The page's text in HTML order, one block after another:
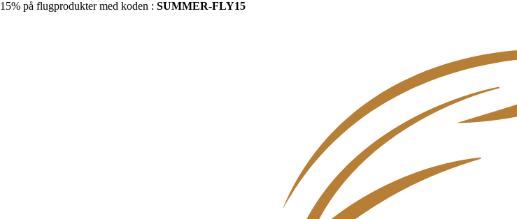
15% på flugprodukter med koden : SUMMER-FLY15